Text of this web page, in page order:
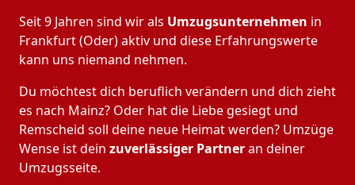
Seit 9 Jahren sind wir als Umzugsunternehmen in
Frankfurt (Oder) aktiv und diese Erfahrungswerte
kann uns niemand nehmen.
Du möchtest dich beruflich verändern und dich zieht
es nach Mainz? Oder hat die Liebe gesiegt und
Remscheid soll deine neue Heimat werden? Umzüge
Wense ist dein zuverlässiger Partneran deiner
Umzugsseite.